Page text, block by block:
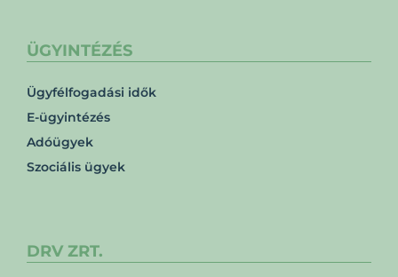
ÜGYINTÉZÉS
Ügyfélfogadási idők
E-ügyintézés
Adóügyek
Szociális ügyek
DRV ZRT.